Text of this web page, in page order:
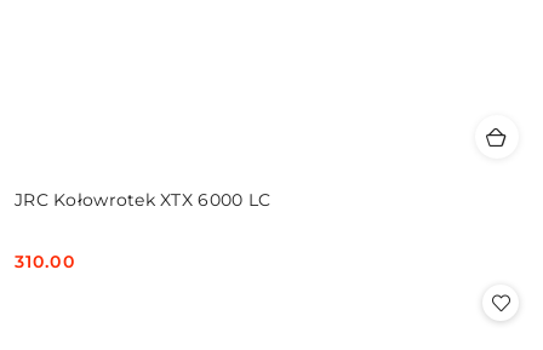
JRC Kołowrotek XTX 6000 LC
Cena:
310.00